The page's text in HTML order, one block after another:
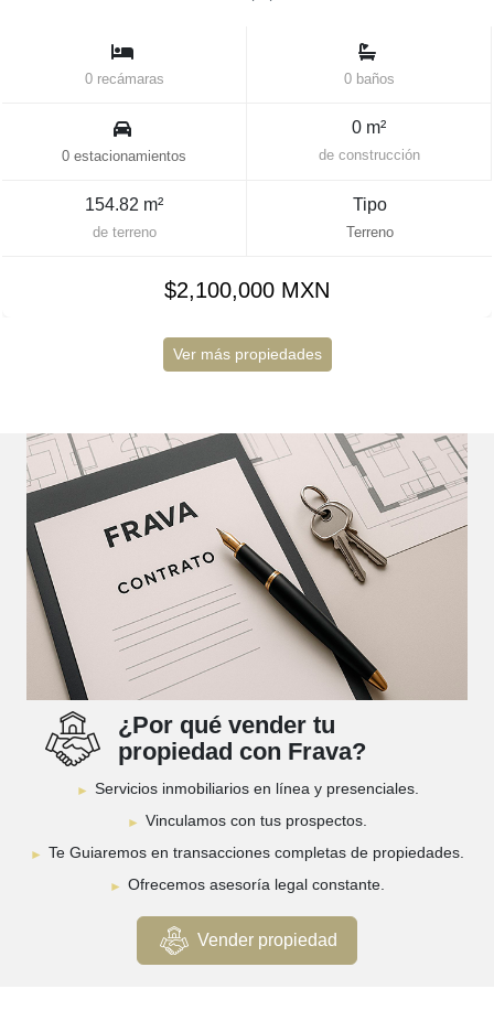
0 recámaras 0 baños
0 estacionamientos
0 m²
de construcción
154.82 m²
de terreno
Tipo
Terreno
$2,100,000 MXN
Ver más propiedades
¿Por qué vender tu
propiedad con Frava?
Servicios inmobiliarios en línea y presenciales.
Vinculamos con tus prospectos.
Te Guiaremos en transacciones completas de propiedades.
Ofrecemos asesoría legal constante.
Vender propiedad